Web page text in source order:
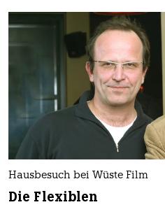
Hausbesuch bei Wüste Film
Die Flexiblen